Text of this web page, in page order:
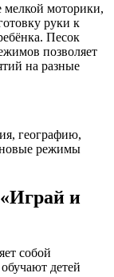
мелкой моторики,
руки к
Песок
позволяет
на разные
географию,
режимы
и
собой
детей